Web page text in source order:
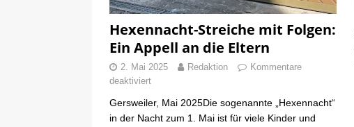
Hexennacht-Streiche mit Folgen:
Ein Appell an die Eltern
2. Mai 2025 Redaktion
Kommentare
deaktiviert
Gersweiler, Mai 2025Die sogenannte „Hexennacht“
in der Nacht zum 1. Mai ist für viele Kinder und